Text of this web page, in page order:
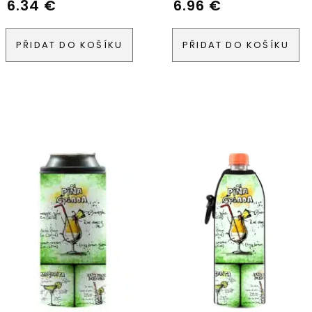
6.34 €
PŘIDAT DO KOŠÍKU
6.96 €
PŘIDAT DO KOŠÍKU